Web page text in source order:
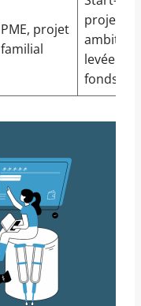
PME, projet
familial
projets
levée de
fonds